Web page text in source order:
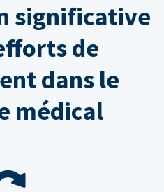
significative
de
dans le
médical